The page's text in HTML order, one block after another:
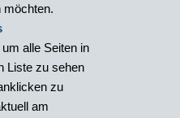
möchten.
um alle Seiten in
Liste zu sehen
zu
am